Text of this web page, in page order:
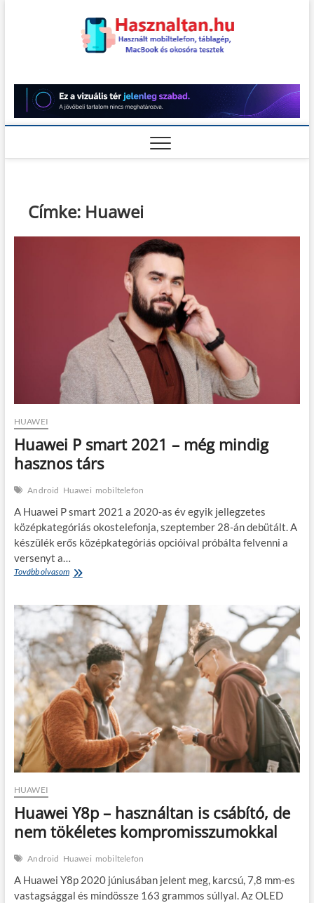
Használt
teszt
TÁBLAGÉP, MACBOOK ÉS
OKOSÓRA TESZTEK
Címke: Huawei
HUAWEI
Huawei P smart 2021 – még mindig
hasznos társ
Android Huawei mobiltelefon
A Huawei P smart 2021 a 2020-as év egyik jellegzetes
középkategóriás okostelefonja, szeptember 28-án debütált. A
készülék erős középkategóriás opcióival próbálta felvenni a
versenyt a…
Tovább olvasomHuawei
2021
még
mindig
hasznos
társ
HUAWEI
Huawei Y8p – használtan is csábító, de
nem tökéletes kompromisszumokkal
Android Huawei mobiltelefon
A Huawei Y8p 2020 júniusában jelent meg, karcsú, 7,8 mm-es
vastagsággal és mindössze 163 grammos súllyal. Az OLED